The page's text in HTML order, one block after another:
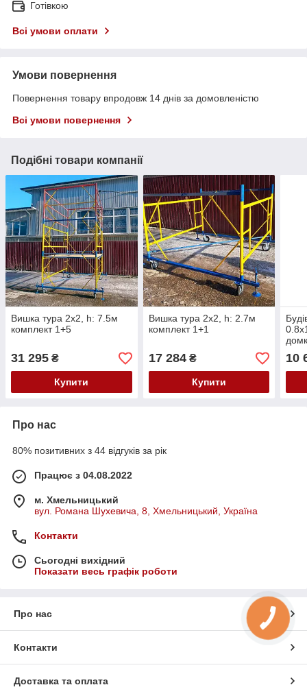
Готівкою
Всі умови оплати
Умови повернення
Повернення товару впродовж 14 днів за домовленістю
Всі умови повернення
Подібні товари компанії
Вишка тура 2х2, h: 7.5м
комплект 1+5
31 295 ₴
Купити
Вишка тура 2х2, h: 2.7м
комплект 1+1
17 284₴
Купити
10
Про нас
80% позитивних з 44 відгуків за рік
Працює з 04.08.2022
м. Хмельницький
вул. Романа Шухевича, 8, Хмельницький, Україна
Контакти
Сьогодні вихідний
Показати весь графік роботи
Про нас
Контакти
Доставка та оплата